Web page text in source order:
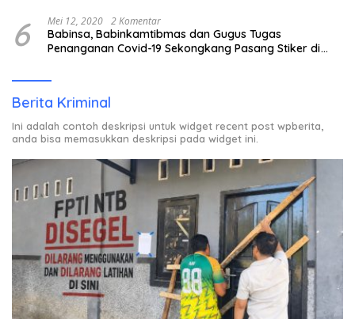
6 Mei 12, 2020 2 Komentar
Babinsa, Babinkamtibmas dan Gugus Tugas
Penanganan Covid-19 Sekongkang Pasang Stiker di
Berita Kriminal
Ini adalah contoh deskripsi untuk widget recent post wpberita,
anda bisa memasukkan deskripsi pada widget ini.